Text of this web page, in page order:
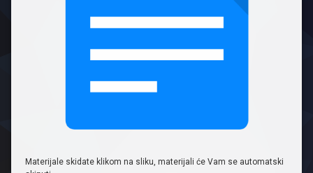
Materijale skidate klikom na sliku, materijali će Vam se automatski